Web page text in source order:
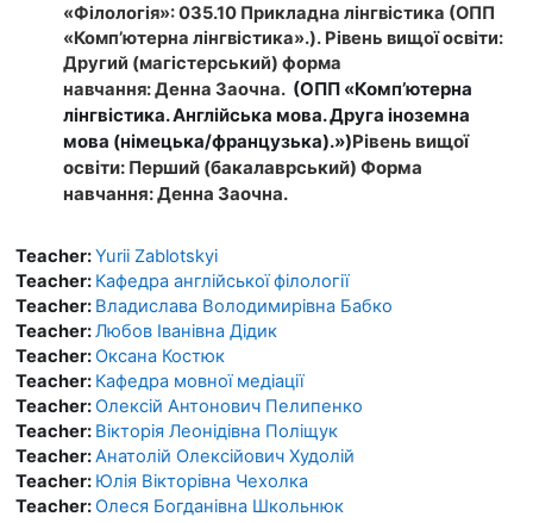
«Філологія»: 035.10 Прикладна лінгвістика (ОПП
«Комп’ютерна лінгвістика».). Рівень вищої освіти:
Другий (магістерський) форма
навчання:Денна Заочна. (ОПП «Комп’ютерна
лінгвістика. Англійська мова. Друга іноземна
мова (німецька/французька).»)Рівень вищої
освіти: Перший (бакалаврський) Форма
навчання:Денна Заочна.
Teacher:Yurii Zablotskyi
Teacher: Кафедра англійської філології
Teacher: Владислава Володимирівна Бабко
Teacher:Любов Іванівна Дідик
Teacher:Оксана Костюк
Teacher: Кафедра мовної медіації
Teacher:Олексій Антонович Пелипенко
Teacher: Вікторія Леонідівна Поліщук
Teacher:Анатолій Олексійович Худолій
Teacher: Юлія Вікторівна Чехолка
Teacher:Олеся Богданівна Школьнюк